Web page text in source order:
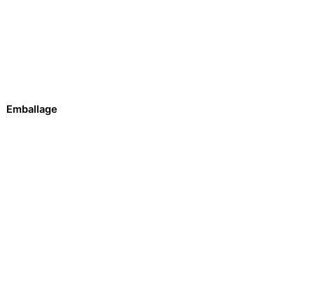
Emballage